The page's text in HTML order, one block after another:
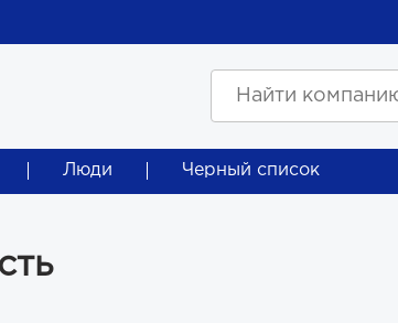
Люди Черный список